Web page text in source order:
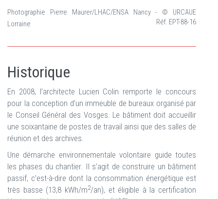
Photographie Pierre Maurer/LHAC/ENSA Nancy - © URCAUE
Lorraine
Réf. EPT-88-16
Historique
En 2008, l’architecte Lucien Colin remporte le concours
pour la conception d’un immeuble de bureaux organisé par
le Conseil Général des Vosges. Le bâtiment doit accueillir
une soixantaine de postes de travail ainsi que des salles de
réunion et des archives.
Une démarche environnementale volontaire guide toutes
les phases du chantier. Il s’agit de construire un bâtiment
passif, c’est-à-dire dont la consommation énergétique est
très basse (13,8 kWh/m2/an), et éligible à la certification